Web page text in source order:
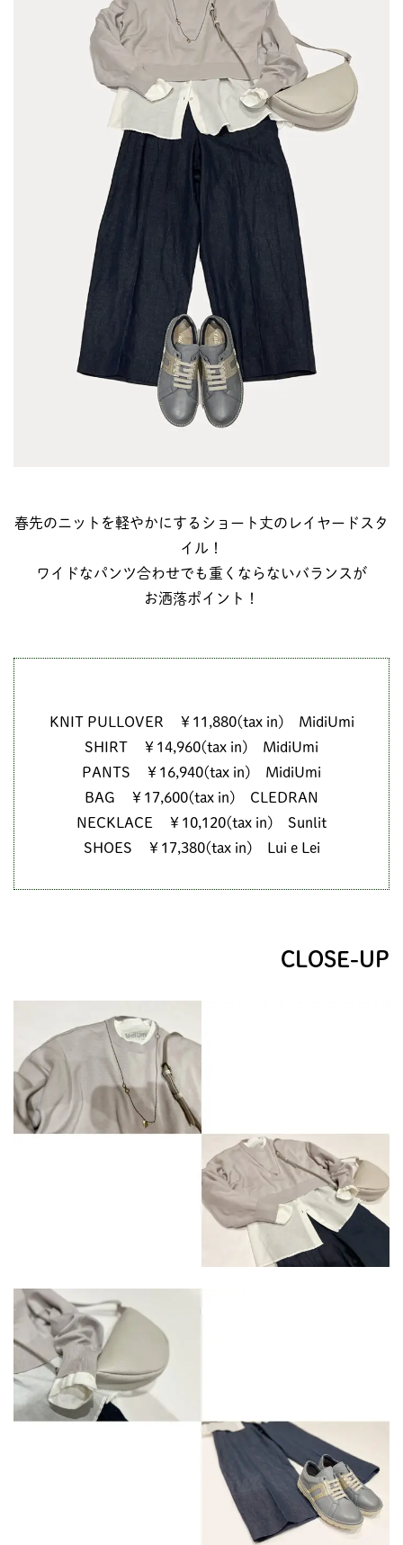
春先のニットを軽やかにするショート丈のレイヤードスタ
イル！
ワイドなパンツ合わせでも重くならないバランスが
お洒落ポイント！
KNIT PULLOVER ￥11,880(tax in) MidiUmi
SHIRT ￥14,960(tax in) MidiUmi
PANTS ￥16,940(tax in) MidiUmi
BAG ￥17,600(tax in) CLEDRAN
NECKLACE ￥10,120(tax in) Sunlit
SHOES ￥17,380(tax in) Lui e Lei
CLOSE-UP